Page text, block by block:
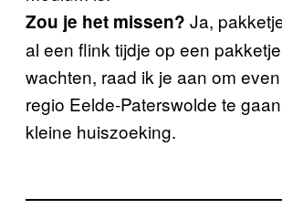
Zou je het missen? Ja,
al een flink tijdje op een
wachten, raad ik je aan om
regio Eelde-Paterswolde te
kleine huiszoeking.